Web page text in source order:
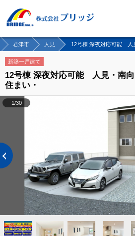
君津市 人見 12号棟 深夜対応可能 人
新築一戸建て
12号棟 深夜対応可能 人見・南
住まい・
1/30